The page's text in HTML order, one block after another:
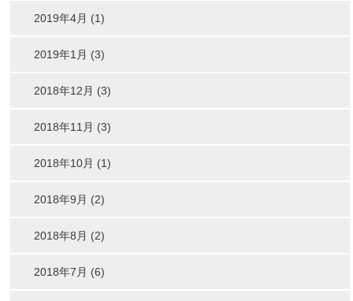
2019年4月 (1)
2019年1月 (3)
2018年12月 (3)
2018年11月 (3)
2018年10月 (1)
2018年9月 (2)
2018年8月 (2)
2018年7月 (6)